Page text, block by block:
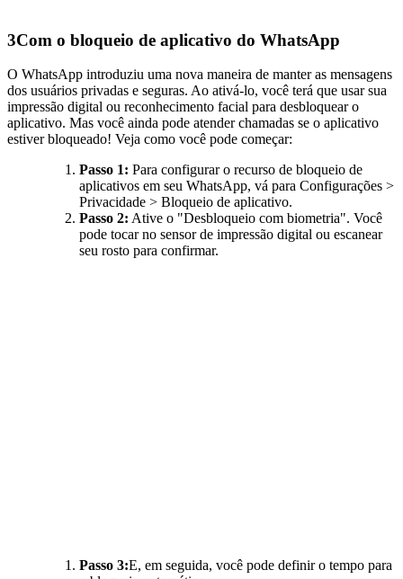
3Com o bloqueio de aplicativo do WhatsApp
O WhatsApp introduziu uma nova maneira de manter as mensagens
dos usuários privadas e seguras. Ao ativá-lo, você terá que usar sua
impressão digital ou reconhecimento facial para desbloquear o
aplicativo. Mas você ainda pode atender chamadas se o aplicativo
estiver bloqueado! Veja como você pode começar:
Passo 1: Para configurar o recurso de bloqueio de
aplicativos em seu WhatsApp, vá para Configurações >
Privacidade > Bloqueio de aplicativo.
Passo 2: Ative o "Desbloqueio com biometria". Você
pode tocar no sensor de impressão digital ou escanear
seu rosto para confirmar.
Passo 3:E, em seguida, você pode definir o tempo para